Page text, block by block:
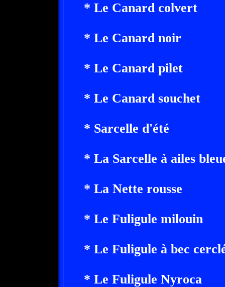
* Le Canard colvert
* Le Canard noir
* Le Canard pilet
* Le Canard souchet
* Sarcelle d'été
* La Sarcelle à ailes
* La Nette rousse
* Le Fuligule milouin
* Le Fuligule à bec
* Le Fuligule Nyroca